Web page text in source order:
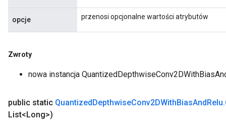
opcje przenosi opcjonalne wartości atrybutów
Zwroty
nowa instancja
public static QuantizedDepthwiseConv2DWithBiasAndRelu.
List<Long>)